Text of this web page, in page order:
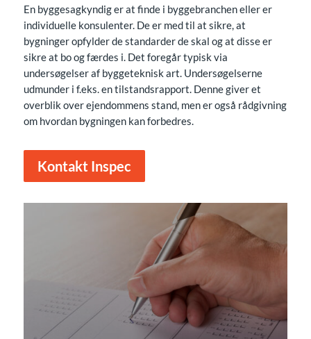
En byggesagkyndig er at finde i byggebranchen eller er
individuelle konsulenter. De er med til at sikre, at
bygninger opfylder de standarder de skal og at disse er
sikre at bo og færdes i. Det foregår typisk via
undersøgelser af byggeteknisk art. Undersøgelserne
udmunder i f.eks. en tilstandsrapport. Denne giver et
overblik over ejendommens stand, men er også rådgivning
om hvordan bygningen kan forbedres.
Kontakt Inspec